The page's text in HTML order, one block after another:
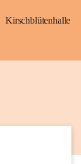
Kirschblütenhalle